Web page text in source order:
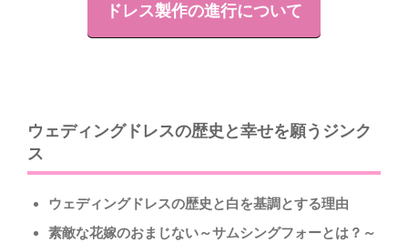
ドレス製作の進行について
ウェディングドレスの歴史と幸せを願うジンク
ス
ウェディングドレスの歴史と白を基調とする理由
素敵な花嫁のおまじない～サムシングフォーとは？～